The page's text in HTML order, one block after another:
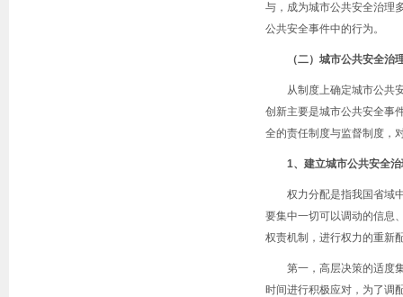
与，成为城市公共安全治理
公共安全事件中的行为。
（二）城市公共安全治
从制度上确定城市公共
创新主要是城市公共安全事
全的责任制度与监督制度，
1、建立城市公共安全
权力分配是指我国省域
要集中一切可以调动的信息
权责机制，进行权力的重新
第一，高层决策的适度
时间进行积极应对，为了调